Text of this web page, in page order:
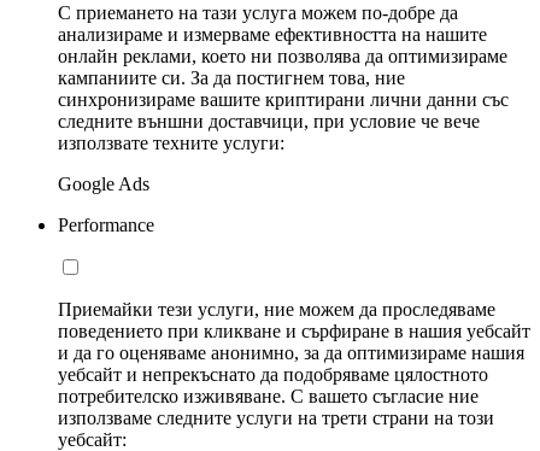
С приемането на тази услуга можем по-добре да
анализираме и измерваме ефективността на нашите
онлайн реклами, което ни позволява да оптимизираме
кампаниите си. За да постигнем това, ние
синхронизираме вашите криптирани лични данни със
следните външни доставчици, при условие че вече
използвате техните услуги:
Google Ads
Performance
Приемайки тези услуги, ние можем да проследяваме
поведението при кликване и сърфиране в нашия уебсайт
и да го оценяваме анонимно, за да оптимизираме нашия
уебсайт и непрекъснато да подобряваме цялостното
потребителско изживяване. С вашето съгласие ние
използваме следните услуги на трети страни на този
уебсайт: